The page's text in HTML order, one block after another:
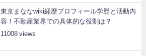
東京まななwiki経歴プロフィール学歴と活動内
容！不動産業界での具体的な役割は？
11008